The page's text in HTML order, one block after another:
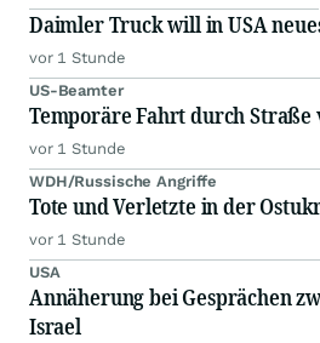
Daimler Truck will in USA
vor 1 Stunde
US-Beamter
Temporäre Fahrt durch
vor 1 Stunde
WDH/Russische Angriffe
Tote und Verletzte in der
vor 1 Stunde
USA
Annäherung bei Gesprächen
Israel